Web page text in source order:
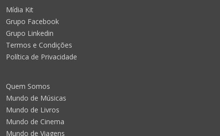
Mídia Kit
Grupo Facebook
Grupo Linkedin
Termos e Condições
Política de Privacidade
Quem Somos
Mundo de Músicas
Mundo de Livros
Mundo de Cinema
Mundo de Viagens